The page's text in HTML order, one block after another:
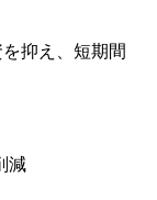
抑え、短期間
減